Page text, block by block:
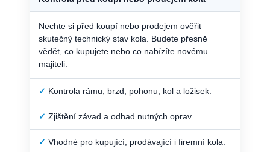
Nechte si před koupí nebo prodejem ověřit
skutečný technický stav kola. Budete přesně
vědět, co kupujete nebo co nabízíte novému
majiteli.
✓ Kontrola rámu, brzd, pohonu, kol a ložisek.
✓ Zjištění závad a odhad nutných oprav.
✓ Vhodné pro kupující, prodávající i firemní kola.